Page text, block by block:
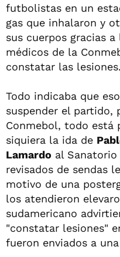
futbolistas en un
gas que inhalaron y
sus cuerpos gracias
médicos de la
constatar las lesiones.
Todo indicaba que
suspender el partido,
Conmebol, todo está
siquiera la ida de
Lamardo al
revisados de sendas
motivo de una
los atendieron
sudamericano
"constatar lesiones"
fueron enviados a